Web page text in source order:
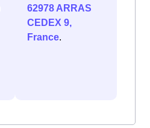
62978 ARRAS
CEDEX 9,
France.